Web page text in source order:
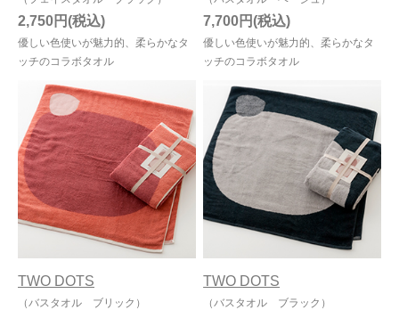
優しい色使いが魅力的、柔らかなタ
ッチのコラボタオル
2,750円
優しい色使いが魅力的、柔らかなタ
ッチのコラボタオル
7,700円
TWO DOTS
（バスタオル ブリック）
TWO DOTS
（バスタオル ブラック）